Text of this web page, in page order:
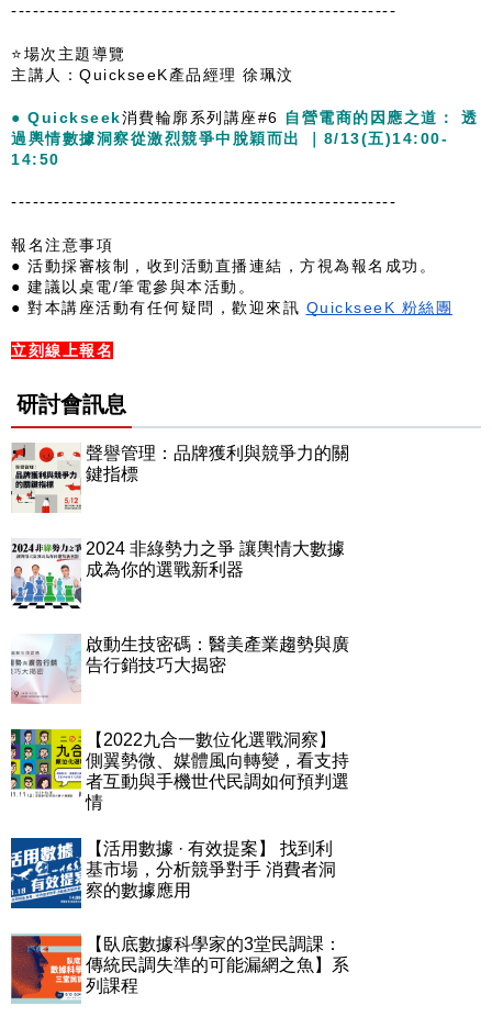
------------------------------------------------------
⭐場次主題導覽
主講人：QuickseeK產品經理 徐珮汶
● Quickseek消費輪廓系列講座#6 自營電商的因應之道： 透
過輿情數據洞察從激烈競爭中脫穎而出
｜8/13(五)14:00-
14:50
------------------------------------------------------
報名注意事項
● 活動採審核制，收到活動直播連結，方視為報名成功。
● 建議以桌電/筆電參與本活動。
● 對本講座活動有任何疑問，歡迎來訊 QuickseeK 粉絲團
立刻線上報名
研討會訊息
聲譽管理：品牌獲利與競爭力的關
鍵指標
2024 非綠勢力之爭 讓輿情大數據
成為你的選戰新利器
啟動生技密碼：醫美產業趨勢與廣
告行銷技巧大揭密
【2022九合一數位化選戰洞察】
側翼勢微、媒體風向轉變，看支持
者互動與手機世代民調如何預判選
情
【活用數據 · 有效提案】 找到利
基市場，分析競爭對手 消費者洞
察的數據應用
【臥底數據科學家的3堂民調課：
傳統民調失準的可能漏網之魚】系
列課程